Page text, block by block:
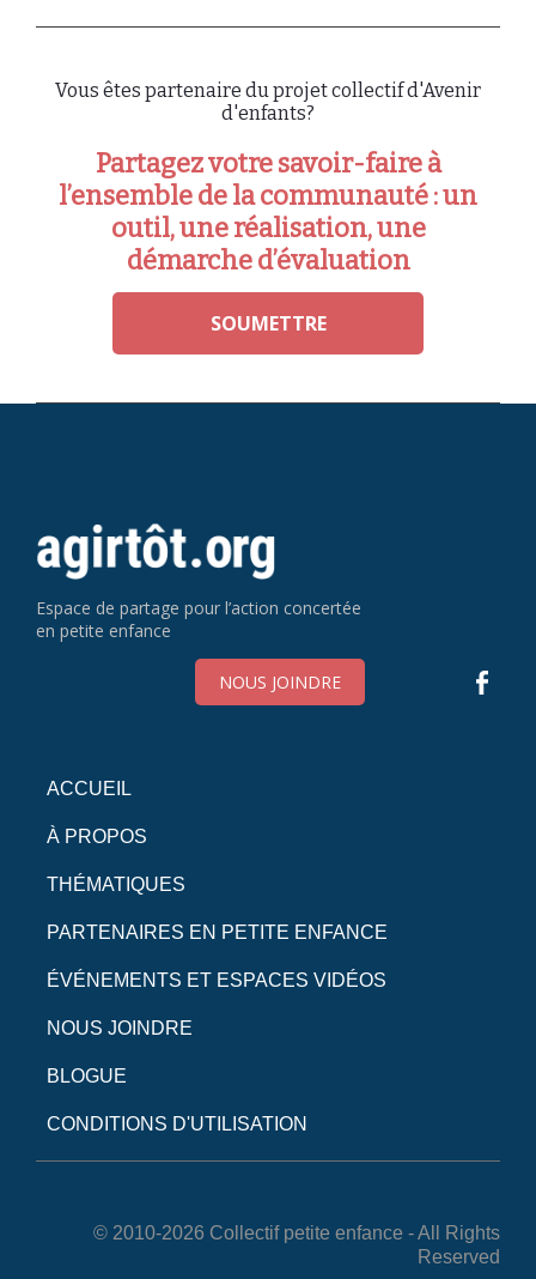
Vous êtes partenaire du projet collectif d'Avenir
d'enfants?
Partagez votre savoir-faire à
l’ensemble de la communauté : un
outil, une réalisation, une
démarche d’évaluation
SOUMETTRE
Espace de partage pour l’action concertée
en petite enfance
NOUS JOINDRE
ACCUEIL
À PROPOS
THÉMATIQUES
PARTENAIRES EN PETITE ENFANCE
ÉVÉNEMENTS ET ESPACES VIDÉOS
NOUS JOINDRE
BLOGUE
CONDITIONS D'UTILISATION
© 2010-2026 Collectif petite enfance - All Rights
Reserved